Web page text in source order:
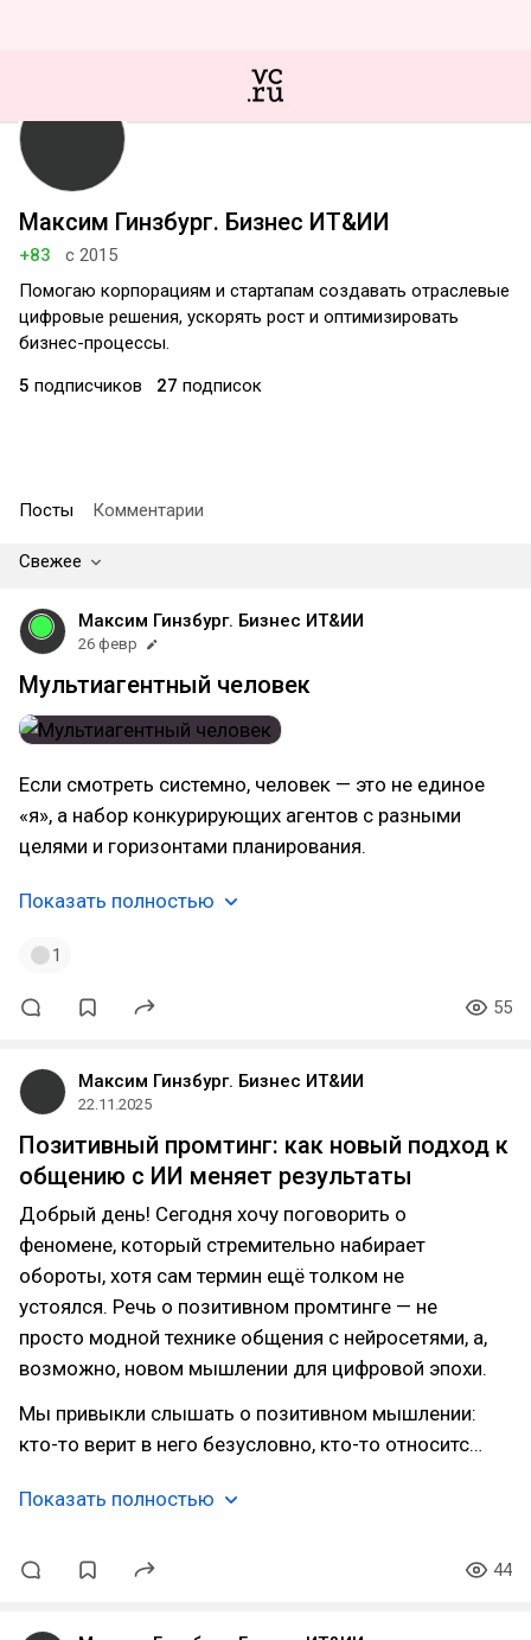
Максим Гинзбург. Бизнес ИТ&ИИ
+83
с 2015
Помогаю корпорациям и стартапам создавать отраслевые
цифровые решения, ускорять рост и оптимизировать
бизнес-процессы.
5 подписчиков 27 подписок
Посты Комментарии
Свежее
Максим Гинзбург. Бизнес ИТ&ИИ
26 февр
Мультиагентный человек
Если смотреть системно, человек — это не единое
«я», а набор конкурирующих агентов с разными
целями и горизонтами планирования.
Показать полностью
1
55
Максим Гинзбург. Бизнес ИТ&ИИ
22.11.2025
Позитивный промтинг: как новый подход к
общению с ИИ меняет результаты
Добрый день! Сегодня хочу поговорить о
феномене, который стремительно набирает
обороты, хотя сам термин ещё толком не
устоялся. Речь о позитивном промтинге — не
просто модной технике общения с нейросетями, а,
возможно, новом мышлении для цифровой эпохи.
Мы привыкли слышать о позитивном мышлении:
кто-то верит в него безусловно, кто-то относитс…
Показать полностью
44